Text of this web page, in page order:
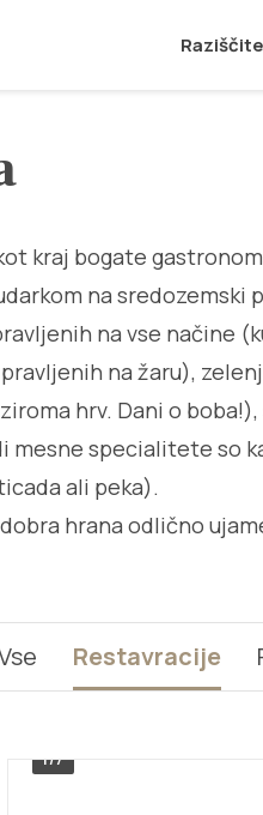
Raziščite
kraj bogate
na sredozemski
na vse načine
na žaru),
hrv. Dani o
mesne specialitete so
ali peka).
hrana odlično
Restavracije
1/7